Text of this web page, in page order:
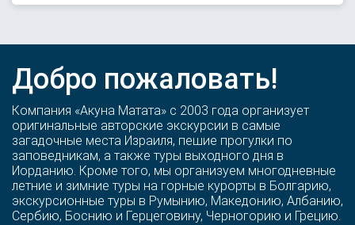
Добро пожаловать!
Компания «Акуна Матата» с 2003 года организует
оригинальные авторские экскурсии в самые
загадочные места Израиля, пешие прогулки по
заповедникам, а также туры выходного дня в
Иорданию. Кроме того, мы организуем многодневные
летние и зимние туры на горные курорты в Болгарию,
экскурсионные туры в Румынию, Македонию, Албанию,
Сербию, Боснию и Герцеговину, Черногорию и Грецию.